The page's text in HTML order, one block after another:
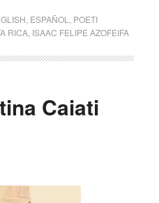
ESPAÑOL
POETI
RICA, ISAAC FELIPE AZOFEIFA
Caiati